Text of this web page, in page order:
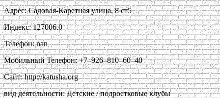
Адрес: Садовая-Каретная улица, 8 ст5
Индекс: 127006.0
Телефон: nan
Мобильный Телефон: +7‒926‒810‒60‒40
Сайт: http://katusha.org
вид деятельности: Детские / подростковые клубы